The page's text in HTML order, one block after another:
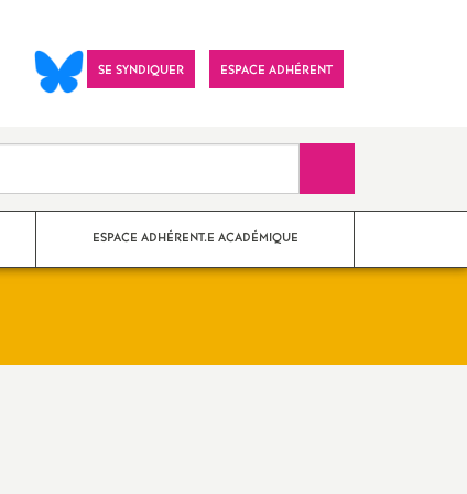
SE SYNDIQUER ESPACE ADHÉRENT
ESPACE ADHÉRENT.E ACADÉMIQUE